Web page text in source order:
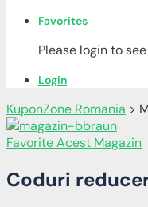
Favorites
Please login to
Login
KuponZone Romania >
Favorite Acest Magazin
Coduri